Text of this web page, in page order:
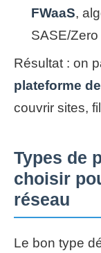
FWaaS,
SASE/Zero
Résultat : on
plateforme
couvrir sites,
Types de
choisir
réseau
Le bon type